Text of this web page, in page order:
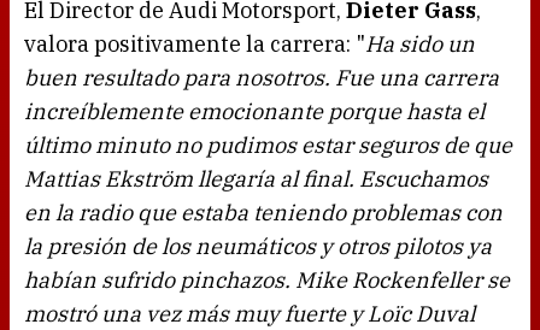
El Director de Audi Motorsport, Dieter Gass,
valora positivamente la carrera: "Ha sido un
buen resultado para nosotros. Fue una carrera
increíblemente emocionante porque hasta el
último minuto no pudimos estar seguros de que
Mattias Ekström llegaría al final. Escuchamos
en la radio que estaba teniendo problemas con
la presión de los neumáticos y otros pilotos ya
habían sufrido pinchazos. Mike Rockenfeller se
mostró una vez más muy fuerte y Loïc Duval